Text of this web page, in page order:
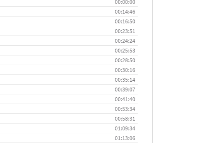
flèches
haut/bas
pour
augmenter
diminuer
volume.
00:00:00
00:14:46
00:16:50
00:23:51
00:24:24
00:25:53
00:28:50
00:30:16
00:35:14
00:39:07
00:41:40
00:53:34
00:58:31
01:09:34
01:13:06